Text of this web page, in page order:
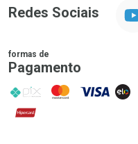
Redes Sociais
formas de
Pagamento
PIX MasterCard
VISA ELO
Hipercard